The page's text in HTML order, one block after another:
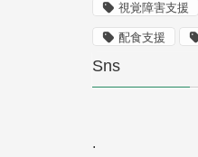
視覚障害支援
配食支援
Sns
.